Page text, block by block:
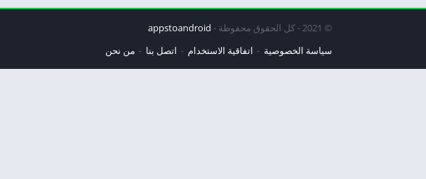
© 2021 - كل الحقوق محفوظة -
appstoandroid
سياسة الخصوصية
اتفاقية الاستخدام اتصل بنا من نحن